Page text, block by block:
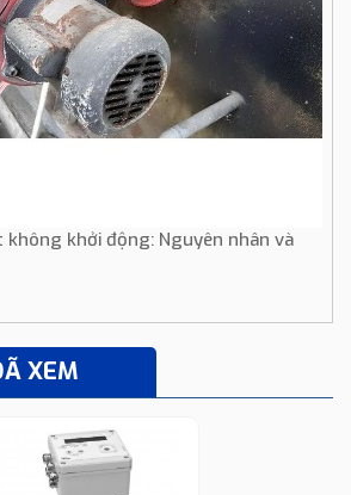
khởi động: Nguyên nhân và
XEM